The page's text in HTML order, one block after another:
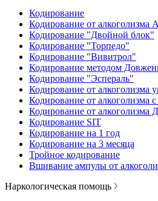
Кодирование
Кодирование от алкоголизма
Кодирование "Двойной блок"
Кодирование "Торпедо"
Кодирование "Вивитрол"
Кодирование методом
Кодирование "Эспераль"
Кодирование от алкоголизма
Кодирование от алкоголизма
Кодирование от алкоголизма
Кодирование SIT
Кодирование на 1 год
Кодирование на 3 месяца
Тройное кодирование
Вшивание ампулы от
Наркологическая помощь